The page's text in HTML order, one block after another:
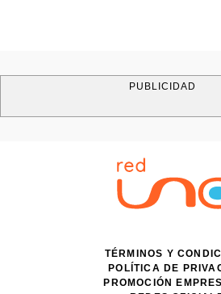
PUBLICIDAD
TÉRMINOS Y
POLÍTICA DE
PROMOCIÓN